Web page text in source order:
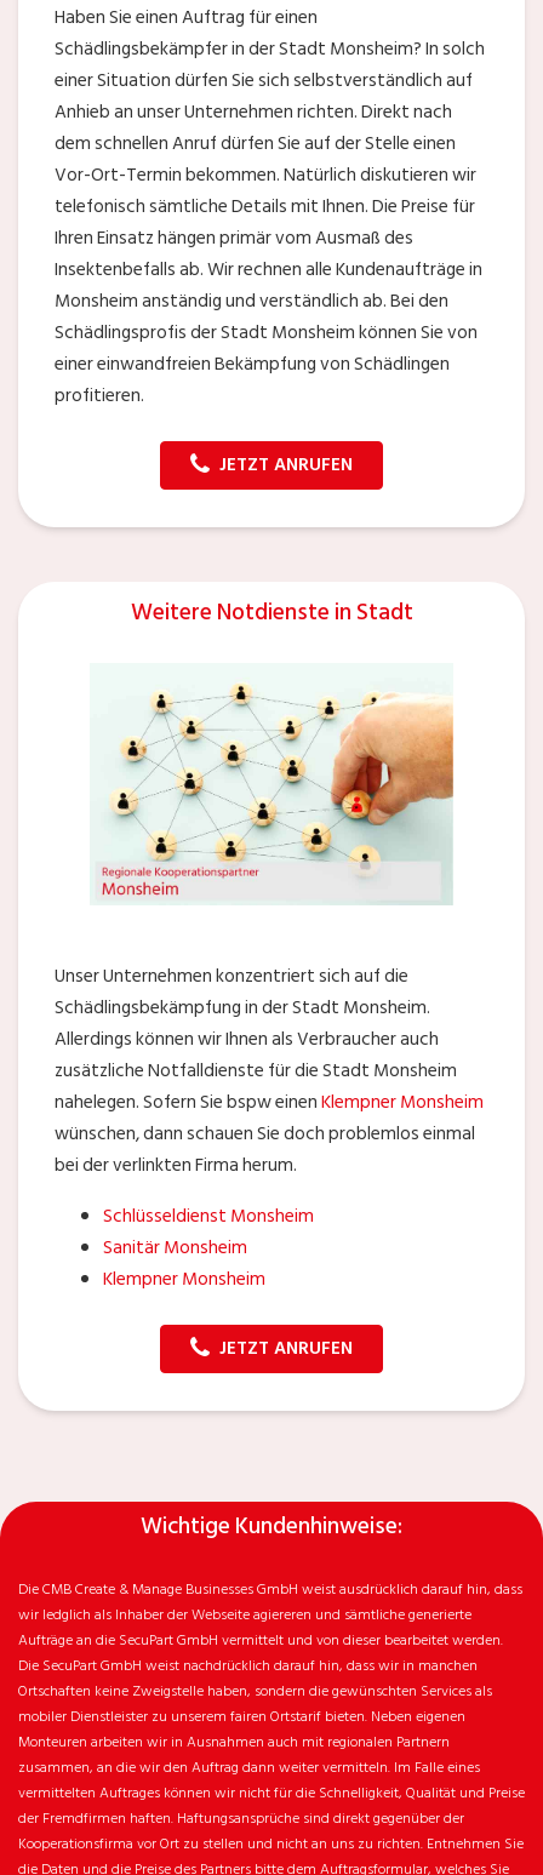
Haben Sie einen Auftrag für einen
Schädlingsbekämpfer in der Stadt Monsheim? In solch
einer Situation dürfen Sie sich selbstverständlich auf
Anhieb an unser Unternehmen richten. Direkt nach
dem schnellen Anruf dürfen Sie auf der Stelle einen
Vor-Ort-Termin bekommen. Natürlich diskutieren wir
telefonisch sämtliche Details mit Ihnen. Die Preise für
Ihren Einsatz hängen primär vom Ausmaß des
Insektenbefalls ab. Wir rechnen alle Kundenaufträge in
Monsheim anständig und verständlich ab. Bei den
Schädlingsprofis der Stadt Monsheim können Sie von
einer einwandfreien Bekämpfung von Schädlingen
profitieren.
JETZT ANRUFEN
Weitere Notdienste in Stadt
Unser Unternehmen konzentriert sich auf die
Schädlingsbekämpfung in der Stadt Monsheim.
Allerdings können wir Ihnen als Verbraucher auch
zusätzliche Notfalldienste für die Stadt Monsheim
nahelegen. Sofern Sie bspw einenKlempner Monsheim
wünschen, dann schauen Sie doch problemlos einmal
bei der verlinkten Firma herum.
Schlüsseldienst Monsheim
Sanitär Monsheim
Klempner Monsheim
JETZT ANRUFEN
Wichtige Kundenhinweise:
Die CMB Create & Manage Businesses GmbH weist ausdrücklich darauf hin, dass
wir ledglich als Inhaber der Webseite agiereren und sämtliche generierte
Aufträge an die SecuPart GmbH vermittelt und von dieser bearbeitet werden.
Die SecuPart GmbH weist nachdrücklich darauf hin, dass wir in manchen
Ortschaften keine Zweigstelle haben, sondern die gewünschten Services als
mobiler Dienstleister zu unserem fairen Ortstarif bieten. Neben eigenen
Monteuren arbeiten wir in Ausnahmen auch mit regionalen Partnern
zusammen, an die wir den Auftrag dann weiter vermitteln. Im Falle eines
vermittelten Auftrages können wir nicht für die Schnelligkeit, Qualität und Preise
der Fremdfirmen haften. Haftungsansprüche sind direkt gegenüber der
Kooperationsfirma vor Ort zu stellen und nicht an uns zu richten. Entnehmen Sie
die Daten und die Preise des Partners bitte dem Auftragsformular, welches Sie